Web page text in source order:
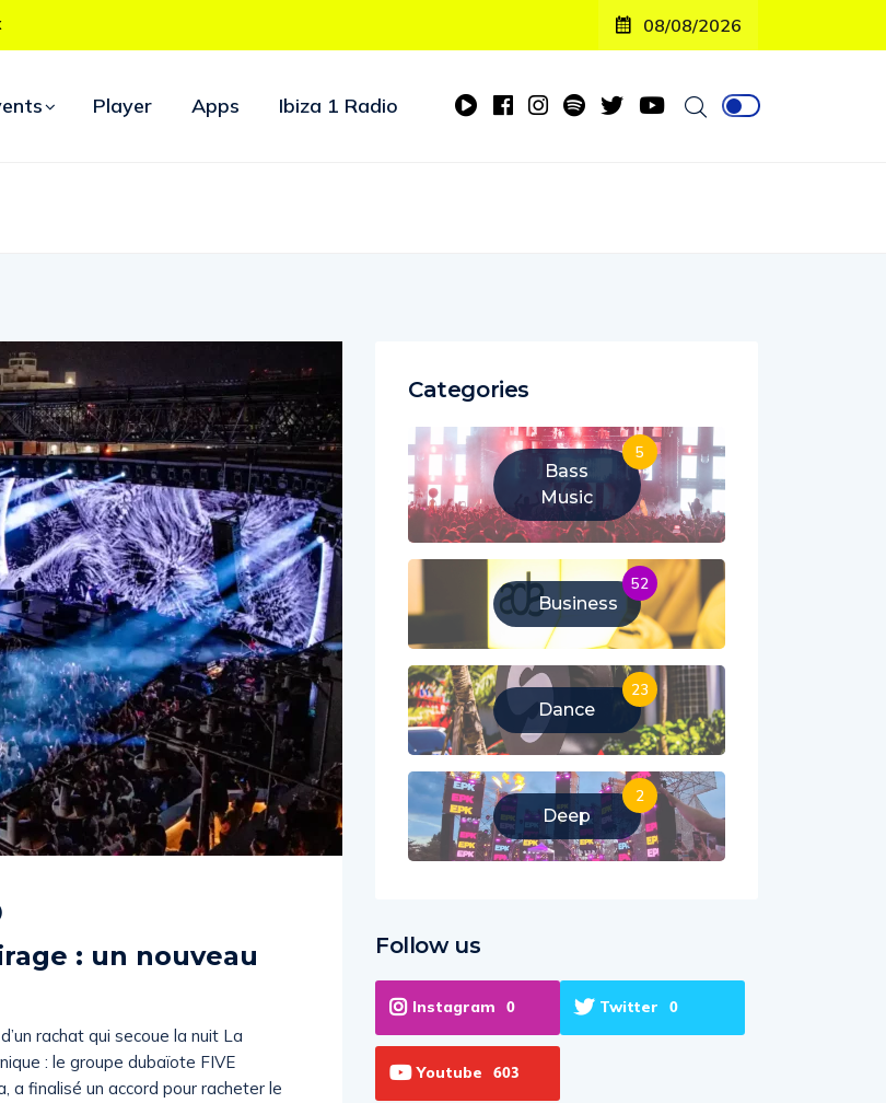
08/08/2026
Player Apps Ibiza 1 Radio
: un nouveau
rachat qui secoue la nuit La
: le groupe dubaïote FIVE
a finalisé un accord pour racheter le
Categories
Bass
Music
5
Business
52
Dance
23
Deep
2
Follow us
Instagram 0 Twitter 0
Youtube 603